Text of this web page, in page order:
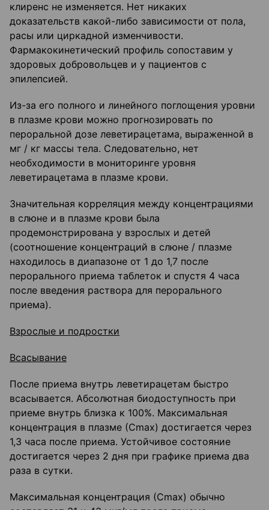
клиренс не изменяется. Нет никаких
доказательств какой-либо зависимости от пола,
расы или циркадной изменчивости.
Фармакокинетический профиль сопоставим у
здоровых добровольцев и у пациентов с
эпилепсией.
Из-за его полного и линейного поглощения уровни
в плазме крови можно прогнозировать по
пероральной дозе леветирацетама, выраженной в
мг / кг массы тела. Следовательно, нет
необходимости в мониторинге уровня
леветирацетама в плазме крови.
Значительная корреляция между концентрациями
в слюне и в плазме крови была
продемонстрирована у взрослых и детей
(соотношение концентраций в слюне / плазме
находилось в диапазоне от 1 до 1,7 после
перорального приема таблеток и спустя 4 часа
после введения раствора для перорального
приема).
Взрослые и подростки
Всасывание
После приема внутрь леветирацетам быстро
всасывается. Абсолютная биодоступность при
приеме внутрь близка к 100%. Максимальная
концентрация в плазме (Сmax) достигается через
1,3 часа после приема. Устойчивое состояние
достигается через 2 дня при графике приема два
раза в сутки.
Максимальная концентрация (Сmax) обычно